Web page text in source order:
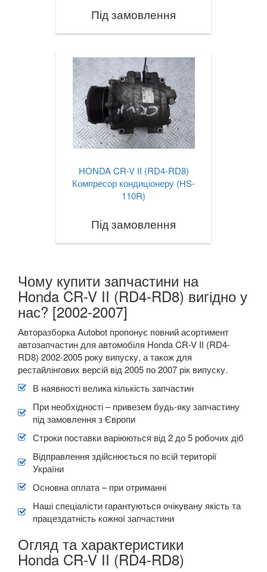
TOYOTA
VOLKSWAGEN
В наявності!
Під замовлення
HONDA CR-V II (RD4-RD8)
Компресор кондиціонеру (HS-
110R)
Під замовлення
Чому купити запчастини на
Honda CR-V II (RD4-RD8) вигідно у
нас? [2002-2007]
Авторазборка Autobot пропонує повний асортимент
автозапчастин для автомобіля Honda CR-V IІ (RD4-
RD8) 2002-2005 року випуску, а також для
рестайлінгових версій від 2005 по 2007 рік випуску.
В наявності велика кількість запчастин
При необхідності – привезем будь-яку запчастину
під замовлення з Європи
Строки поставки варіюються від 2 до 5 робочих діб
Відправлення здійснюється по всій території
України
Основна оплата – при отриманні
Наші спеціалісти гарантуються очікувану якість та
працездатність кожної запчастини
Огляд та характеристики
Honda CR-V II (RD4-RD8)